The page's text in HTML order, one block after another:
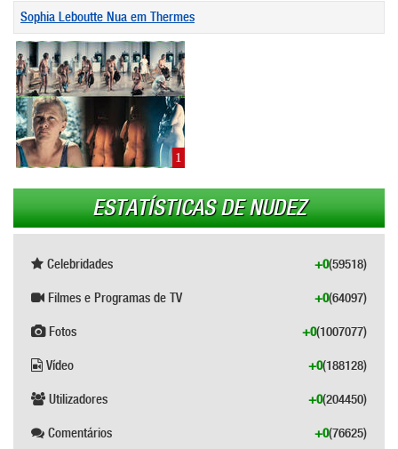
Sophia Leboutte Nua em Thermes
1
ESTATÍSTICAS DE NUDEZ
Celebridades (59518)
+0
Filmes e Programas de TV (64097)
+0
Fotos (1007077)
+0
Vídeo (188128)
+0
Utilizadores (204450)
+0
Comentários (76625)
+0